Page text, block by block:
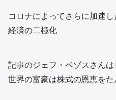
コロナによってさらに加速し
経済の二極化
記事のジェフ・ベゾスさんは
世界の富豪は株式の恩恵を